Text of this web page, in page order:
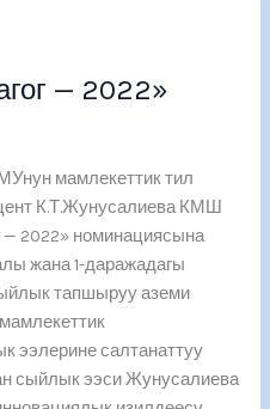
— 2022»
мамлекеттик тил
К.Т.Жунусалиева КМШ
— 2022» номинациясына
жана 1-даражадагы
тапшыруу аземи
ээлерине салтанаттуу
сыйлык ээси Жунусалиева